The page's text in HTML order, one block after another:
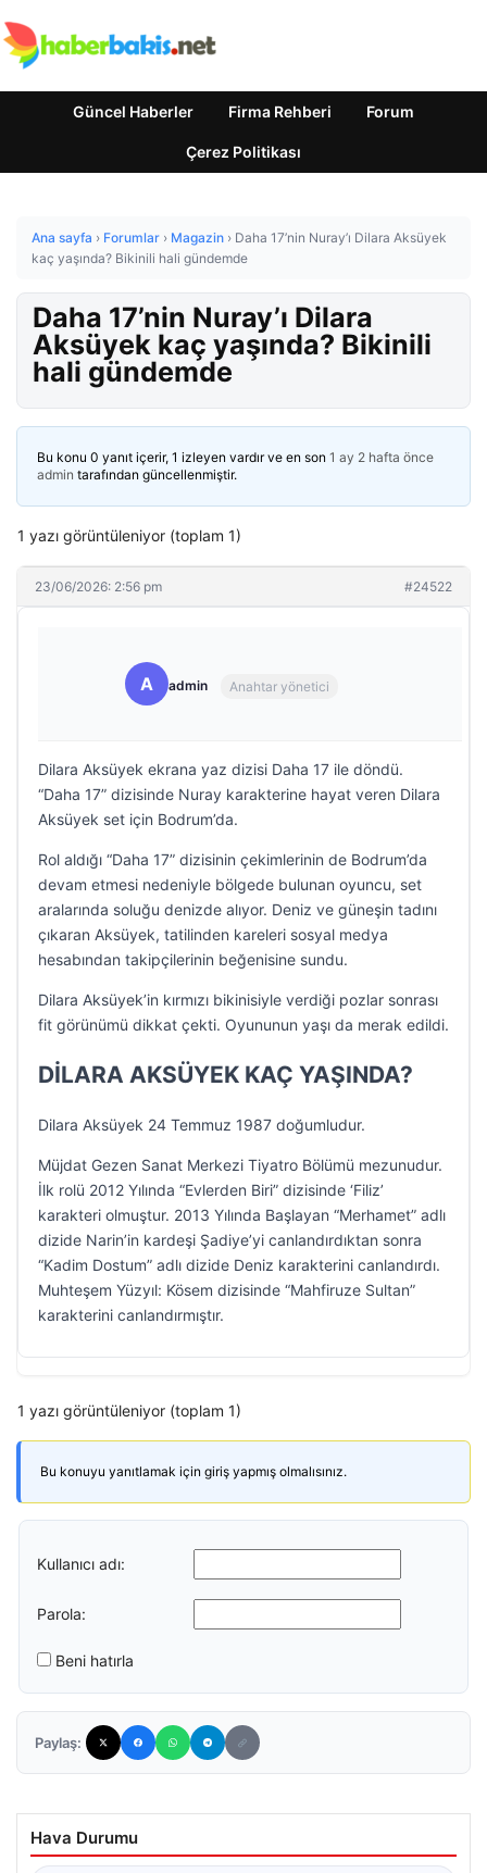
Güncel Haberler Firma Rehberi Forum
Çerez Politikası
Ana sayfa › Forumlar › Magazin › Daha 17’nin Nuray’ı Dilara Aksüyek
kaç yaşında? Bikinili hali gündemde
Daha 17’nin Nuray’ı Dilara
Aksüyek kaç yaşında? Bikinili
hali gündemde
Bu konu 0 yanıt içerir, 1 izleyen vardır ve en son 1 ay 2 hafta önce
admin tarafından güncellenmiştir.
1 yazı görüntüleniyor (toplam 1)
23/06/2026: 2:56 pm #24522
A admin Anahtar yönetici
Dilara Aksüyek ekrana yaz dizisi Daha 17 ile döndü.
“Daha 17” dizisinde Nuray karakterine hayat veren Dilara
Aksüyek set için Bodrum’da.
Rol aldığı “Daha 17” dizisinin çekimlerinin de Bodrum’da
devam etmesi nedeniyle bölgede bulunan oyuncu, set
aralarında soluğu denizde alıyor. Deniz ve güneşin tadını
çıkaran Aksüyek, tatilinden kareleri sosyal medya
hesabından takipçilerinin beğenisine sundu.
Dilara Aksüyek’in kırmızı bikinisiyle verdiği pozlar sonrası
fit görünümü dikkat çekti. Oyununun yaşı da merak edildi.
DİLARA AKSÜYEK KAÇ YAŞINDA?
Dilara Aksüyek 24 Temmuz 1987 doğumludur.
Müjdat Gezen Sanat Merkezi Tiyatro Bölümü mezunudur.
İlk rolü 2012 Yılında “Evlerden Biri” dizisinde ‘Filiz’
karakteri olmuştur. 2013 Yılında Başlayan “Merhamet” adlı
dizide Narin’in kardeşi Şadiye’yi canlandırdıktan sonra
“Kadim Dostum” adlı dizide Deniz karakterini canlandırdı.
Muhteşem Yüzyıl: Kösem dizisinde “Mahfiruze Sultan”
karakterini canlandırmıştır.
1 yazı görüntüleniyor (toplam 1)
Bu konuyu yanıtlamak için giriş yapmış olmalısınız.
Kullanıcı adı:
Parola:
Beni hatırla
Paylaş:
Hava Durumu